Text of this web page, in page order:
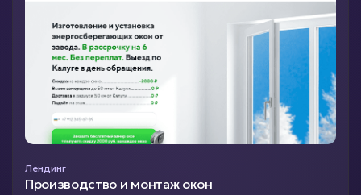
Лендинг
Производство и монтаж окон